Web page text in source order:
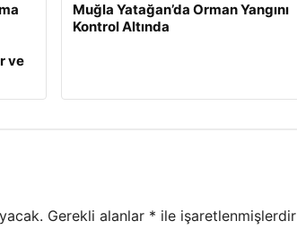
ve
Muğla Yatağan’da Orman Yangını
Kontrol Altında
Gerekli alanlar * ile işaretlenmişlerdir